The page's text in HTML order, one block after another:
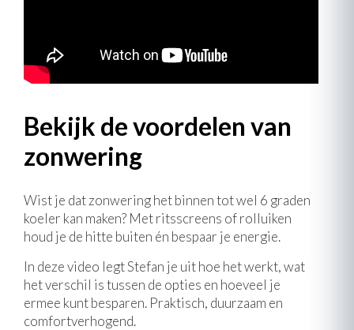
Bekijk de voordelen van
zonwering
Wist je dat zonwering het binnen tot wel 6 graden
koeler kan maken? Met ritsscreens of rolluiken
houd je de hitte buiten én bespaar je energie.
In deze video legt Stefan je uit hoe het werkt, wat
het verschil is tussen de opties en hoeveel je
ermee kunt besparen. Praktisch, duurzaam en
comfortverhogend.